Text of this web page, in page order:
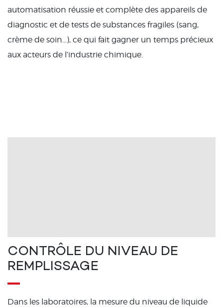
automatisation réussie et complète des appareils de
diagnostic et de tests de substances fragiles (sang,
crème de soin…), ce qui fait gagner un temps précieux
aux acteurs de l’industrie chimique.
CONTRÔLE DU NIVEAU DE
REMPLISSAGE
Dans les laboratoires, la mesure du niveau de liquide